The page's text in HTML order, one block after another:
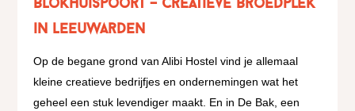
Blokhuispoort – creatieve broedplek
in Leeuwarden
Op de begane grond van Alibi Hostel vind je allemaal
kleine creatieve bedrijfjes en ondernemingen wat het
geheel een stuk levendiger maakt. En in De Bak, een